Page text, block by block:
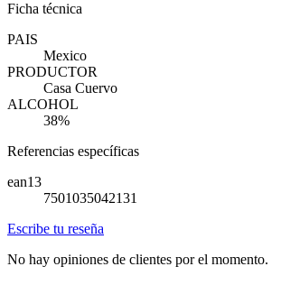
Ficha técnica
PAIS
Mexico
PRODUCTOR
Casa Cuervo
ALCOHOL
38%
Referencias específicas
ean13
7501035042131
Escribe tu reseña
No hay opiniones de clientes por el momento.